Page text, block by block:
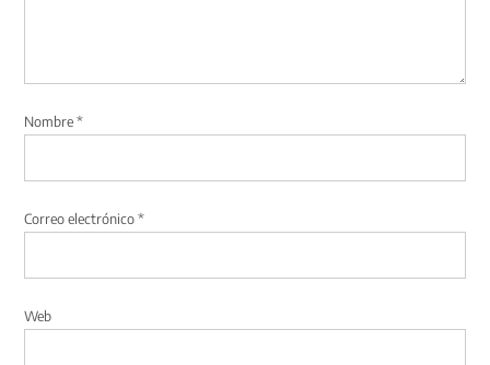
Nombre*
Correo electrónico*
Web